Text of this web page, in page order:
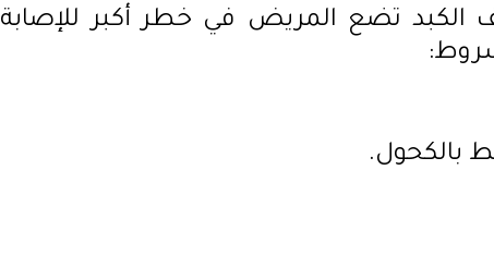
الكبد تضع المريض في خطر أكبر للإصابة
بالكحول.